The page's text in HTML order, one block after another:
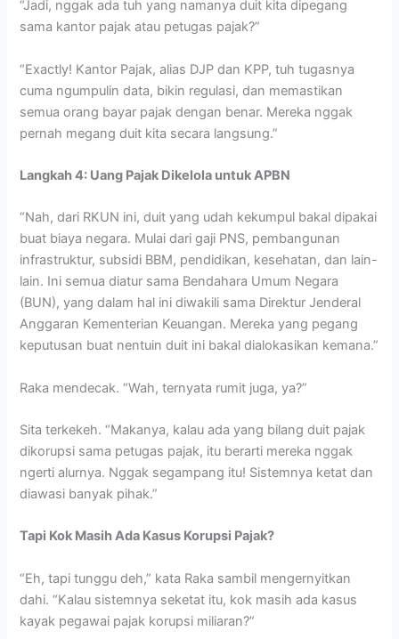
“Jadi, nggak ada tuh yang namanya duit kita dipegang
sama kantor pajak atau petugas pajak?”
“Exactly! Kantor Pajak, alias DJP dan KPP, tuh tugasnya
cuma ngumpulin data, bikin regulasi, dan memastikan
semua orang bayar pajak dengan benar. Mereka nggak
pernah megang duit kita secara langsung.”
Langkah 4: Uang Pajak Dikelola untuk APBN
“Nah, dari RKUN ini, duit yang udah kekumpul bakal dipakai
buat biaya negara. Mulai dari gaji PNS, pembangunan
infrastruktur, subsidi BBM, pendidikan, kesehatan, dan lain-
lain. Ini semua diatur sama Bendahara Umum Negara
(BUN), yang dalam hal ini diwakili sama Direktur Jenderal
Anggaran Kementerian Keuangan. Mereka yang pegang
keputusan buat nentuin duit ini bakal dialokasikan kemana.”
Raka mendecak. “Wah, ternyata rumit juga, ya?”
Sita terkekeh. “Makanya, kalau ada yang bilang duit pajak
dikorupsi sama petugas pajak, itu berarti mereka nggak
ngerti alurnya. Nggak segampang itu! Sistemnya ketat dan
diawasi banyak pihak.”
Tapi Kok Masih Ada Kasus Korupsi Pajak?
“Eh, tapi tunggu deh,” kata Raka sambil mengernyitkan
dahi. “Kalau sistemnya seketat itu, kok masih ada kasus
kayak pegawai pajak korupsi miliaran?”